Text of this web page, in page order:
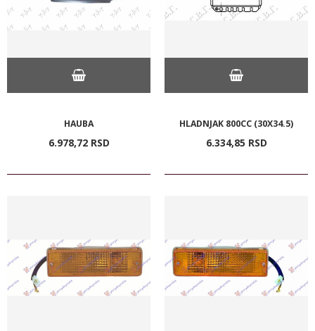
HAUBA
6.978,72 RSD
HLADNJAK 800CC (30X34.5)
6.334,85 RSD